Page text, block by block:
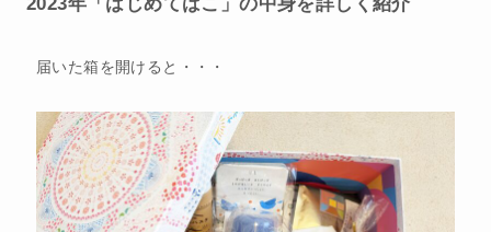
届いた箱を開けると・・・